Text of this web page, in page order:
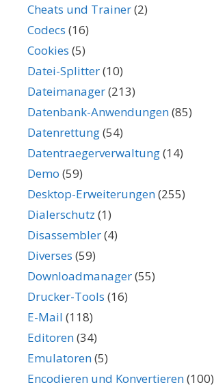
Cheats und Trainer(2)
Codecs (16)
Cookies (5)
Datei-Splitter(10)
Dateimanager(213)
Datenbank-Anwendungen(85)
Datenrettung(54)
Datentraegerverwaltung(14)
Demo (59)
Desktop-Erweiterungen(255)
Dialerschutz (1)
Disassembler(4)
Diverses (59)
Downloadmanager(55)
Drucker-Tools (16)
E-Mail (118)
Editoren(34)
Emulatoren(5)
Encodieren und Konvertieren(100)